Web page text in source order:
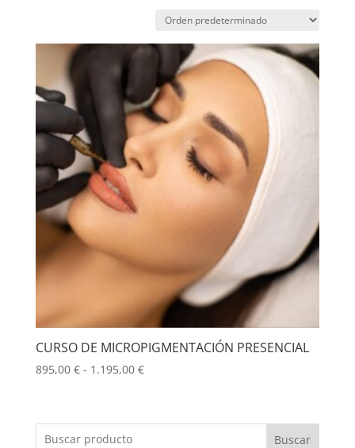
CURSO DE MICROPIGMENTACIÓN PRESENCIAL
895,00 € - 1.195,00 €Rango
desde
Buscar